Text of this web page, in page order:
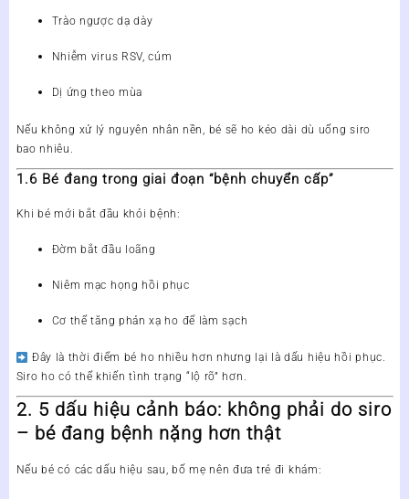
Trào ngược dạ dày
Nhiễm virus RSV, cúm
Dị ứng theo mùa
Nếu không xử lý nguyên nhân nền, bé sẽ ho kéo dài dù uống siro
bao nhiêu.
1.6 Bé đang trong giai đoạn “bệnh chuyển cấp”
Khi bé mới bắt đầu khỏi bệnh:
Đờm bắt đầu loãng
Niêm mạc họng hồi phục
Cơ thể tăng phản xạ ho để làm sạch
Đây là thời điểm bé ho nhiều hơn nhưng lại là dấu hiệu hồi phục.
Siro ho có thể khiến tình trạng “lộ rõ” hơn.
2. 5 dấu hiệu cảnh báo: không phải do siro
– bé đang bệnh nặng hơn thật
Nếu bé có các dấu hiệu sau, bố mẹ nên đưa trẻ đi khám: